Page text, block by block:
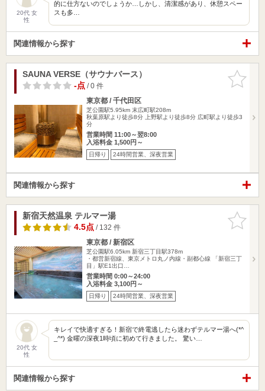
20代 女
性
的に仕方ないのでしょうか…しかし、清潔感があり、休憩スペー
スも多…
関連情報から探す
お気に入
りに追加
SAUNA VERSE（サウナバース）
-点/ 0 件
東京都 / 千代田区
芝公園駅5.95km 末広町駅208m
秋葉原駅より徒歩8分 上野駅より徒歩8分 広町駅より徒歩3
分
営業時間 11:00～翌8:00
入浴料金 1,500円～
日帰り 24時間営業、深夜営業
関連情報から探す
お気に入
りに追加
新宿天然温泉 テルマー湯
4.5点/ 132 件
東京都 / 新宿区
芝公園駅6.05km 新宿三丁目駅378m
・都営新宿線、東京メトロ丸ノ内線・副都心線 「新宿三丁
目」駅E1出口…
営業時間 0:00～24:00
入浴料金 3,100円～
日帰り 24時間営業、深夜営業
20代 女
性
キレイで快適すぎる！新宿で終電逃したら迷わずテルマー湯へ(*^
_^*) 金曜の深夜1時頃に初めて行きました。 驚い…
関連情報から探す